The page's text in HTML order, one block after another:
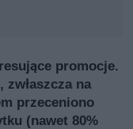
promocje.
na
przeceniono
(nawet 80%